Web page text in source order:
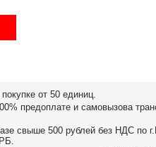
от 50 единиц.
предоплате и самовызова
свыше 500 рублей без НДС по